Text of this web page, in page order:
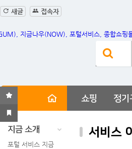
새글 접속자
사이트 내
쇼핑 정기
지금 소개
포털 서비스 지금
서비스